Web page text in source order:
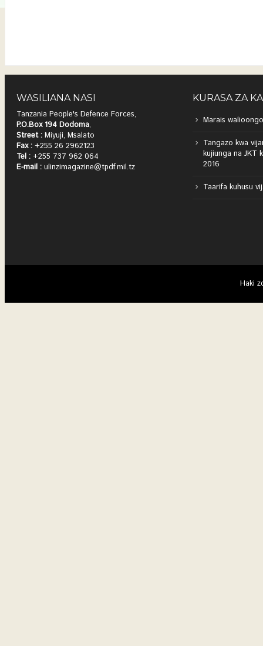
WASILIANA NASI
Tanzania People's Defence Forces,
P.O.Box 194 Dodoma,
Street : Miyuji, Msalato
Fax : +255 26 2962123
Tel : +255 737 962 064
E-mail : ulinzimagazine@tpdf.mil.tz
KURASA ZA
Marais
Tangazo kwa
kujiunga na JKT
2016
Taarifa kuhusu
Haki